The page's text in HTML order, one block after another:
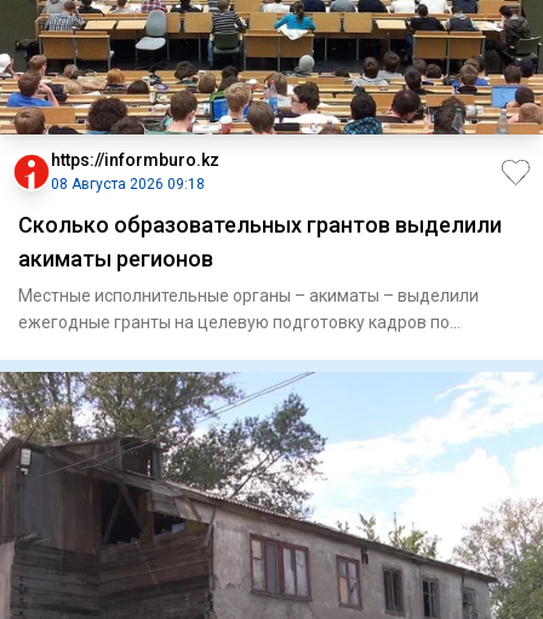
https://informburo.kz
08 Августа 2026 09:18
Сколько образовательных грантов выделили
акиматы регионов
Местные исполнительные органы – акиматы – выделили
ежегодные гранты на целевую подготовку кадров по